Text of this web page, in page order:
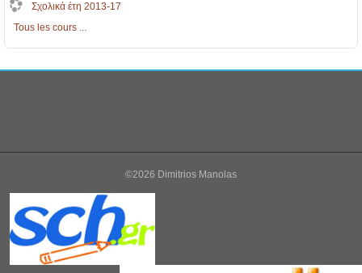
Σχολικά έτη 2013-17
Tous les cours ...
©2026 Dimitrios Manolas